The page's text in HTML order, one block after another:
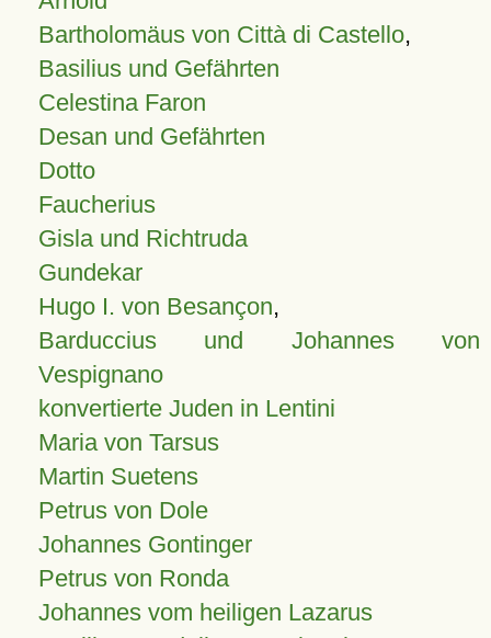
Bartholomäus von Città di Castello,
Basilius und Gefährten
Celestina Faron
Desan und Gefährten
Dotto
Faucherius
Gisla und Richtruda
Gundekar
Hugo I. von Besançon,
Barduccius und Johannes von
Vespignano
konvertierte Juden in Lentini
Maria von Tarsus
Martin Suetens
Petrus von Dole
Johannes Gontinger
Petrus von Ronda
Johannes vom heiligen Lazarus